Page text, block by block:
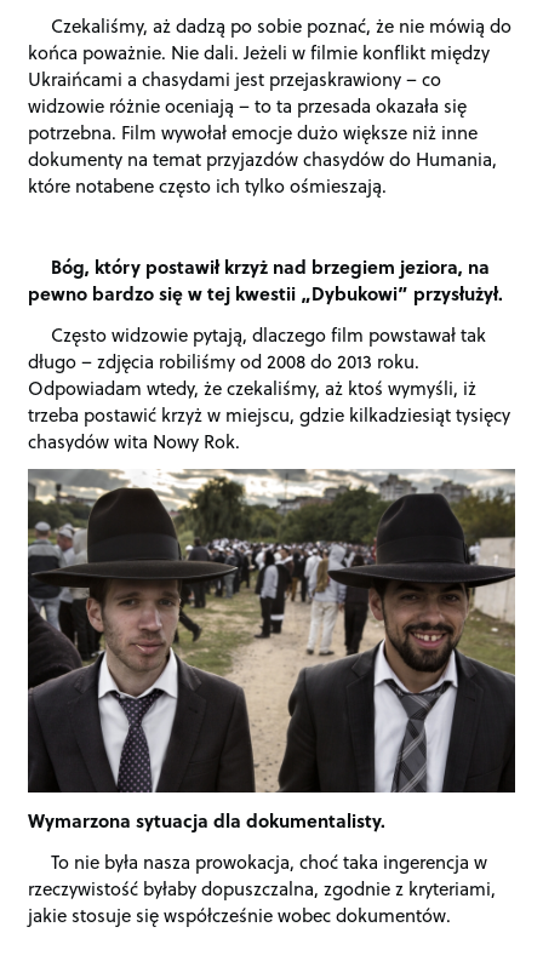
Czekaliśmy, aż dadzą po sobie poznać, że nie mówią do
końca poważnie. Nie dali. Jeżeli w filmie konflikt między
Ukraińcami a chasydami jest przejaskrawiony – co
widzowie różnie oceniają – to ta przesada okazała się
potrzebna. Film wywołał emocje dużo większe niż inne
dokumenty na temat przyjazdów chasydów do Humania,
które notabene często ich tylko ośmieszają.
Bóg, który postawił krzyż nad brzegiem jeziora, na
pewno bardzo się w tej kwestii „Dybukowi” przysłużył.
Często widzowie pytają, dlaczego film powstawał tak
długo – zdjęcia robiliśmy od 2008 do 2013 roku.
Odpowiadam wtedy, że czekaliśmy, aż ktoś wymyśli, iż
trzeba postawić krzyż w miejscu, gdzie kilkadziesiąt tysięcy
chasydów wita Nowy Rok.
Wymarzona sytuacja dla dokumentalisty.
To nie była nasza prowokacja, choć taka ingerencja w
rzeczywistość byłaby dopuszczalna, zgodnie z kryteriami,
jakie stosuje się współcześnie wobec dokumentów.